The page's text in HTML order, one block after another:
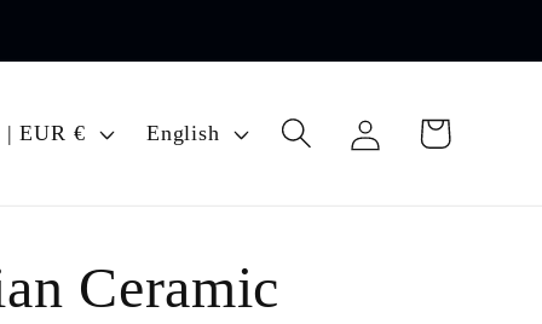
Italy | EUR €
L
u
English
Log
in
Cart
Ceramic